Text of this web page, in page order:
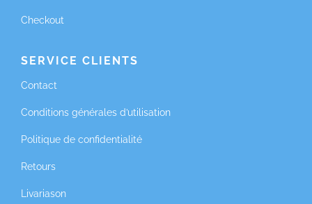
Checkout
SERVICE CLIENTS
Contact
Conditions générales d’utilisation
Politique de confidentialité
Retours
Livariason